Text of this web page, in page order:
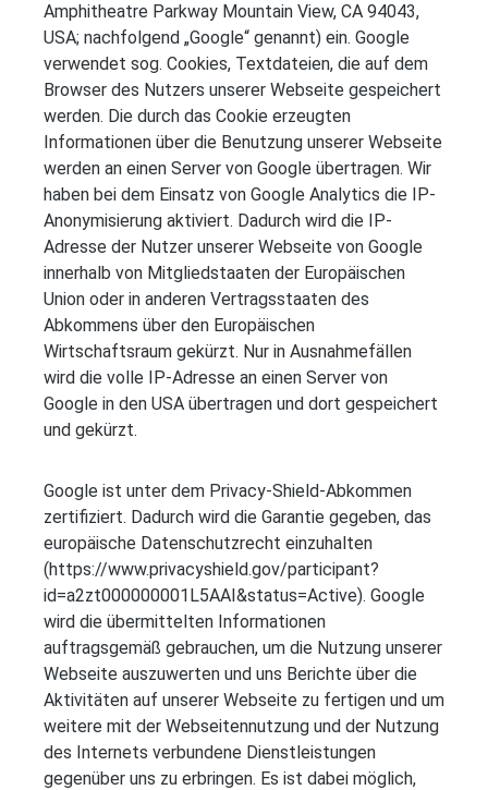
Amphitheatre Parkway Mountain View, CA 94043,
USA; nachfolgend „Google“ genannt) ein. Google
verwendet sog. Cookies, Textdateien, die auf dem
Browser des Nutzers unserer Webseite gespeichert
werden. Die durch das Cookie erzeugten
Informationen über die Benutzung unserer Webseite
werden an einen Server von Google übertragen. Wir
haben bei dem Einsatz von Google Analytics die IP-
Anonymisierung aktiviert. Dadurch wird die IP-
Adresse der Nutzer unserer Webseite von Google
innerhalb von Mitgliedstaaten der Europäischen
Union oder in anderen Vertragsstaaten des
Abkommens über den Europäischen
Wirtschaftsraum gekürzt. Nur in Ausnahmefällen
wird die volle IP-Adresse an einen Server von
Google in den USA übertragen und dort gespeichert
und gekürzt.
Google ist unter dem Privacy-Shield-Abkommen
zertifiziert. Dadurch wird die Garantie gegeben, das
europäische Datenschutzrecht einzuhalten
(https://www.privacyshield.gov/participant?
id=a2zt000000001L5AAI&status=Active). Google
wird die übermittelten Informationen
auftragsgemäß gebrauchen, um die Nutzung unserer
Webseite auszuwerten und uns Berichte über die
Aktivitäten auf unserer Webseite zu fertigen und um
weitere mit der Webseitennutzung und der Nutzung
des Internets verbundene Dienstleistungen
gegenüber uns zu erbringen. Es ist dabei möglich,